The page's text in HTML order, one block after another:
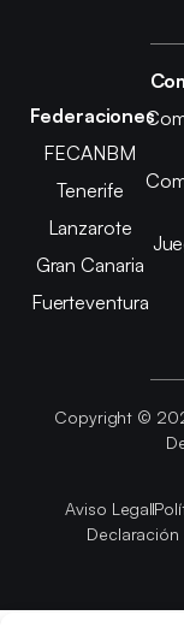
Federaciones
FECANBM
Tenerife
Lanzarote
Gran Canaria
Fuerteventura
Copyright ©
Aviso Legal